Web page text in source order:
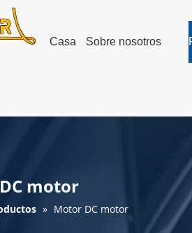
Casa Sobre nosotros
motor
» Motor DC motor